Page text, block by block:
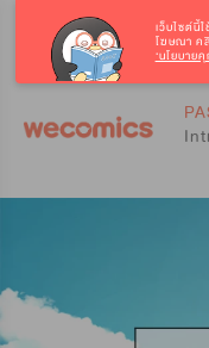
เว็บไซต์นี้
โฆษณา ค
‘นโยบายคุ